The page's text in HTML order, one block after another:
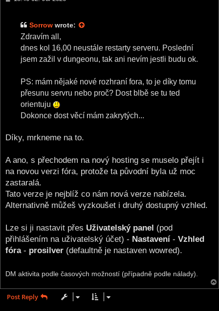
Sorrow wrote:
Zdravím all,
dnes kol 16,00 neustále restarty serveru. Poslední
jsem zažil v dungeonu, tak ani nevím jestli budu ok.
PS: mám nějaké nové rozhraní fora, to je díky tomu
přesunu servru nebo proč? Dost blbě se tu ted
orientuju
Dokonce dost věcí mám zakrytých...
Díky, mrkneme na to.
A ano, s přechodem na nový hosting se muselo přejít i
na novou verzi fóra, protože ta původní byla už moc
zastaralá.
Tato verze je nejblíž co nám nová verze nabízela.
Alternativně můžeš vyzkoušet i druhý dostupný vzhled.
Lze si ji nastavit přes Uživatelský panel (pod
přihlášením na uživatelský účet) - Nastavení - Vzhled
fóra- prosilver (defaultně je nastaven wowred).
DM aktivita podle časových možností (případně podle nálady).
Post Reply